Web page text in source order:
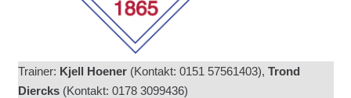
Trainer: Kjell Hoener (Kontakt: 0151 57561403), Trond
Diercks(Kontakt: 0178 3099436)